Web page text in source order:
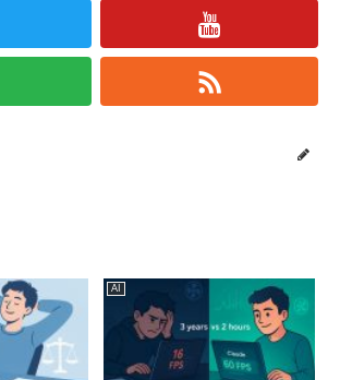
AI